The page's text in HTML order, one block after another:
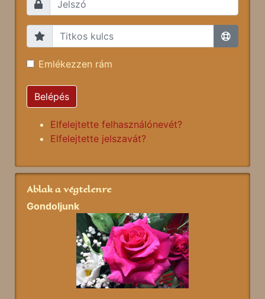
Emlékezzen rám
Belépés
Elfelejtette felhasználónevét?
Elfelejtette jelszavát?
Ablak a végtelenre
Gondoljunk